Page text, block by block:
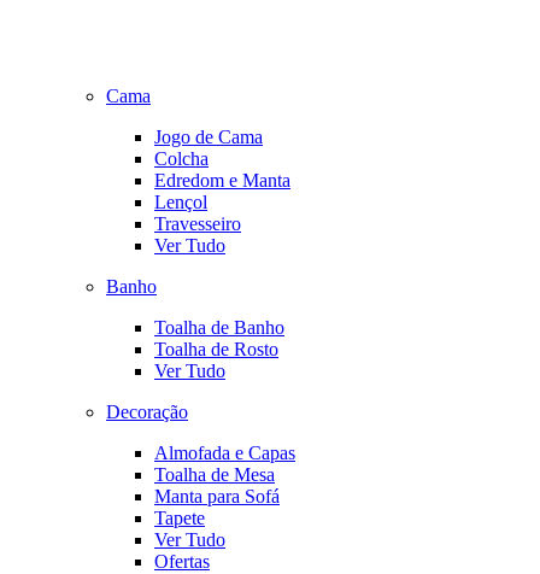
Cama
Jogo de Cama
Colcha
Edredom e Manta
Lençol
Travesseiro
Ver Tudo
Banho
Toalha de Banho
Toalha de Rosto
Ver Tudo
Decoração
Almofada e Capas
Toalha de Mesa
Manta para Sofá
Tapete
Ver Tudo
Ofertas